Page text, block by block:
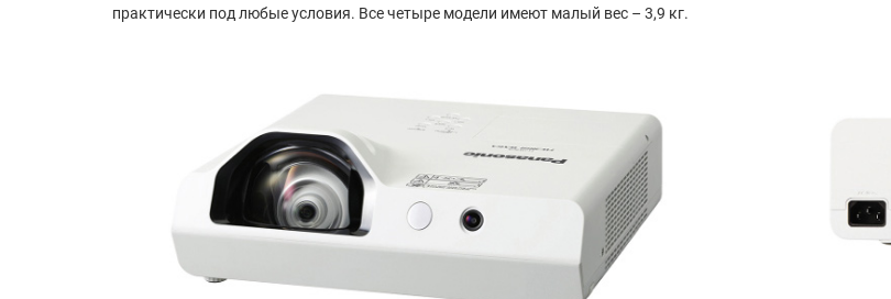
практически под любые условия. Все четыре модели имеют малый вес – 3,9 кг.